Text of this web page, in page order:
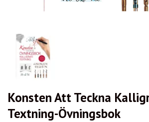
Konsten Att Teckna
Textning-Övningsbok